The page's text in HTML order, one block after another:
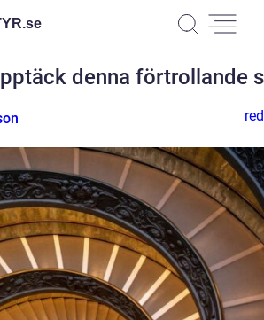
se
denna förtrollande